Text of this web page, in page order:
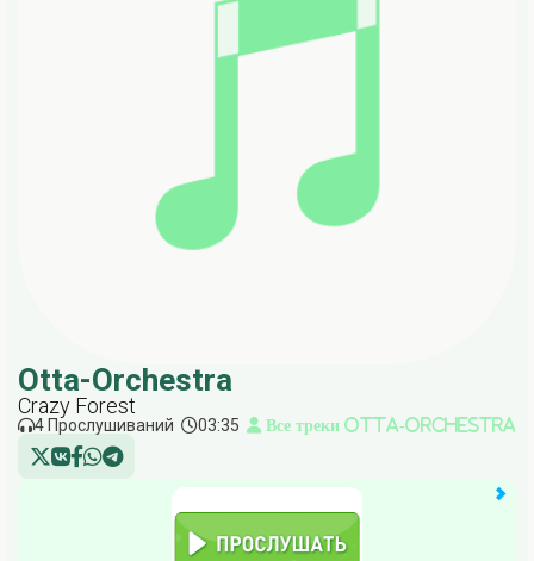
Otta-Orchestra
Crazy Forest
4 Прослушиваний 03:35 Все треки Otta-Orchestra